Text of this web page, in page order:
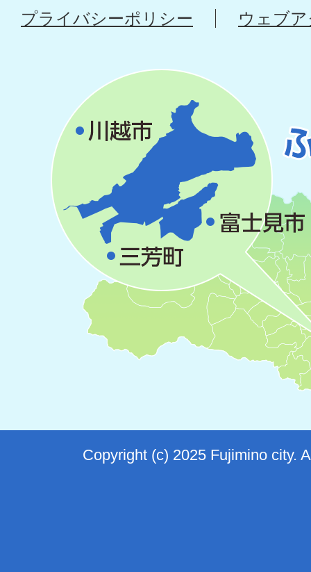
プライバシーポリシー ウェブ
Copyright (c) 2025 Fujimino city.